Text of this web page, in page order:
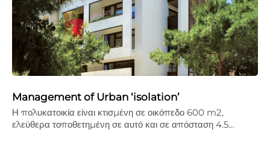
Management of Urban ‘isolation’
Η πολυκατοικία είναι κτισμένη σε οικόπεδο 600 m2,
ελεύθερα τοποθετημένη σε αυτό και σε απόσταση 4.5…